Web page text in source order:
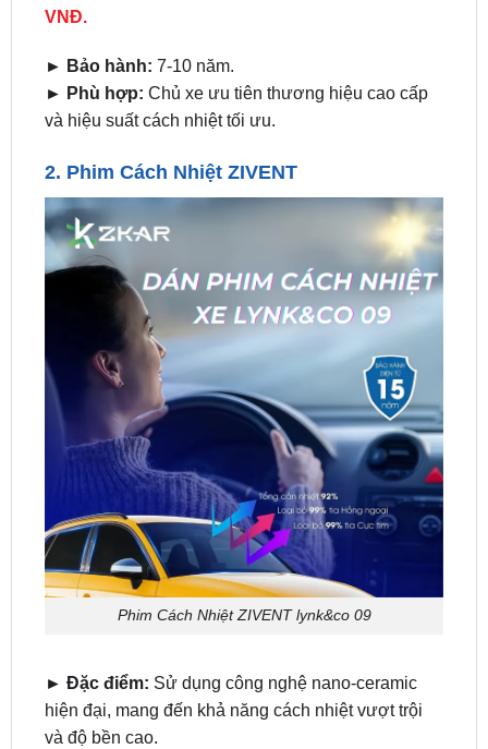
VNĐ.
► Bảo hành: 7-10 năm.
► Phù hợp: Chủ xe ưu tiên thương hiệu cao cấp
và hiệu suất cách nhiệt tối ưu.
2. Phim Cách Nhiệt ZIVENT
Phim Cách Nhiệt ZIVENT lynk&co 09
► Đặc điểm: Sử dụng công nghệ nano-ceramic
hiện đại, mang đến khả năng cách nhiệt vượt trội
và độ bền cao.